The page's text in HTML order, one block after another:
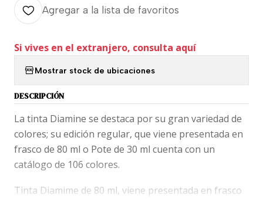
Agregar a la lista de favoritos
Si vives en el extranjero, consulta aquí
Mostrar stock de ubicaciones
DESCRIPCIÓN
La tinta Diamine se destaca por su gran variedad de
colores; su edición regular, que viene presentada en
frasco de 80 ml o Pote de 30 ml cuenta con un
catálogo de 106 colores.
Tinta Diamime de 80 ml, viene presentada en frasco